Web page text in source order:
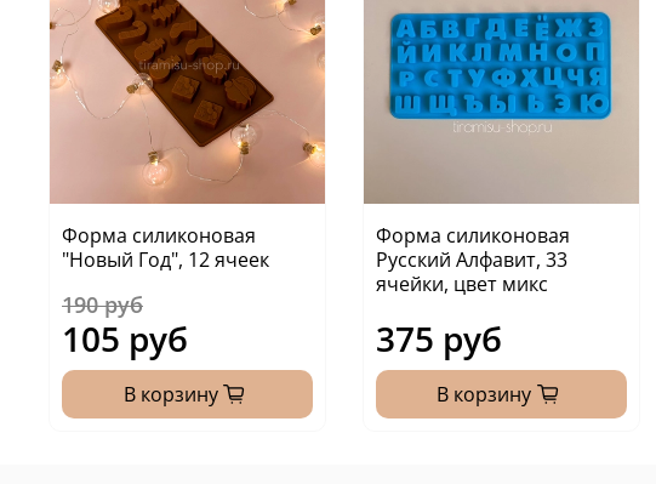
Форма силиконовая
"Новый Год", 12 ячеек
190 руб
105 руб
В корзину
Форма силиконовая
Русский Алфавит, 33
ячейки, цвет микс
375 руб
В корзину